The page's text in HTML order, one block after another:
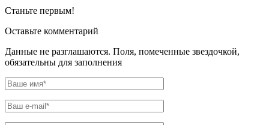
Станьте первым!
Оставьте комментарий
Данные не разглашаются. Поля, помеченные звездочкой,
обязательны для заполнения